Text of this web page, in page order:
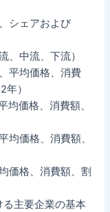
シェアおよび
、中流、下流）
平均価格、消費
）
均価格、消費額、
均価格、消費額、
価格、消費額、割
主要企業の基本